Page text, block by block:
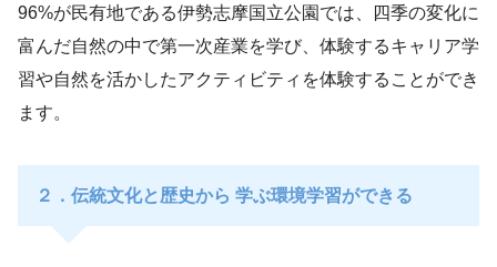
96%が民有地である伊勢志摩国立公園では、四季の変化に
富んだ自然の中で第一次産業を学び、体験するキャリア学
習や自然を活かしたアクティビティを体験することができ
ます。
２．伝統文化と歴史から 学ぶ環境学習ができる